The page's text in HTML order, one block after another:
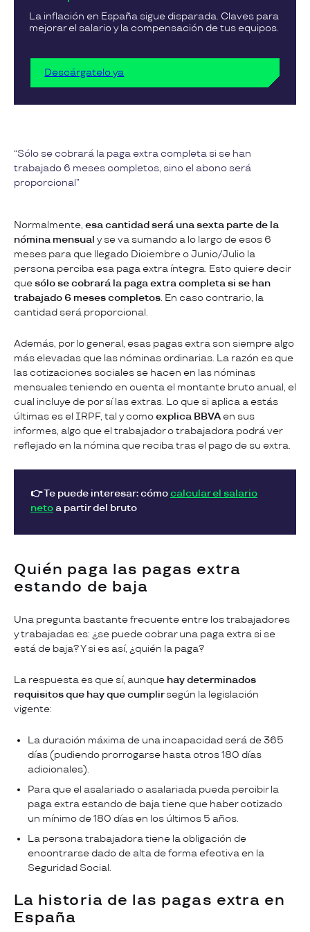
La inflación en España sigue disparada. Claves para
mejorar el salario y la compensación de tus equipos.
Descárgatelo ya
Sólo se cobrará la paga extra completa si se han
trabajado 6 meses completos, sino el abono será
proporcional
Normalmente, esa cantidad será una sexta parte de la
nómina mensual y se va sumando a lo largo de esos 6
meses para que llegado Diciembre o Junio/Julio la
persona perciba esa paga extra íntegra. Esto quiere decir
quesólo se cobrará la paga extra completa si se han
trabajado 6 meses completos. En caso contrario, la
cantidad será proporcional.
Además, por lo general, esas pagas extra son siempre algo
más elevadas que las nóminas ordinarias. La razón es que
las cotizaciones sociales se hacen en las nóminas
mensuales teniendo en cuenta el montante bruto anual, el
cual incluye de por sí las extras. Lo que si aplica a estás
últimas es el IRPF, tal y comoexplica BBVAen sus
informes, algo que el trabajador o trabajadora podrá ver
reflejado en la nómina que reciba tras el pago de su extra.
👉 Te puede interesar: cómocalcular el salario
netoa partir del bruto
Quién paga las pagas extra
estando de baja
Una pregunta bastante frecuente entre los trabajadores
y trabajadas es: ¿se puede cobrar una paga extra si se
está de baja? Y si es así, ¿quién la paga?
La respuesta es que sí, aunque hay determinados
requisitos que hay que cumplirsegún la legislación
vigente:
La duración máxima de una incapacidad será de 365
días (pudiendo prorrogarse hasta otros 180 días
adicionales).
Para que el asalariado o asalariada pueda percibir la
paga extra estando de baja tiene que haber cotizado
un mínimo de 180 días en los últimos 5 años.
La persona trabajadora tiene la obligación de
encontrarse dado de alta de forma efectiva en la
Seguridad Social.
La historia de las pagas extra en
España